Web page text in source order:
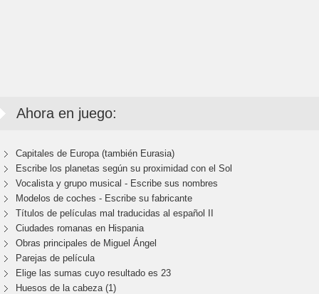
Ahora en juego:
Capitales de Europa (también Eurasia)
Escribe los planetas según su proximidad con el Sol
Vocalista y grupo musical - Escribe sus nombres
Modelos de coches - Escribe su fabricante
Títulos de películas mal traducidas al español II
Ciudades romanas en Hispania
Obras principales de Miguel Ángel
Parejas de película
Elige las sumas cuyo resultado es 23
Huesos de la cabeza (1)